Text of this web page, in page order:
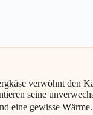
verwöhnt den
seine
eine gewisse